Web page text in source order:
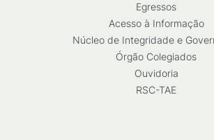
Egressos
Acesso à Informação
Núcleo de Integridade e
Órgão Colegiados
Ouvidoria
RSC-TAE